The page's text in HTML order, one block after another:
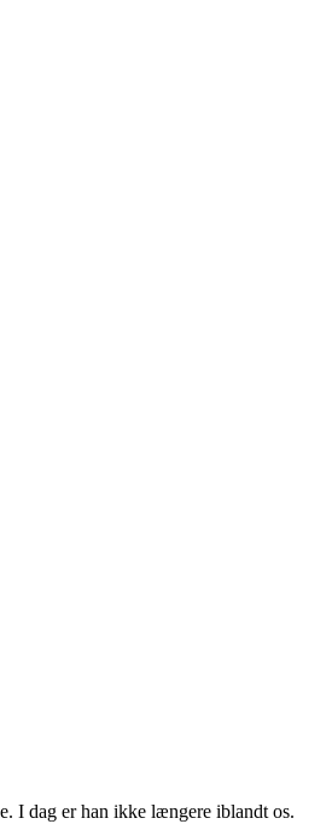
I dag er han ikke længere iblandt os.